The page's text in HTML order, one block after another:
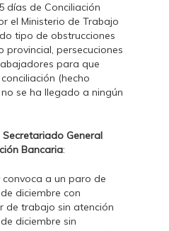
días de Conciliación
el Ministerio de Trabajo
tipo de obstrucciones
persecuciones
para que
(hecho
se ha llegado a ningún
Secretariado General
Bancaria:
a un paro de
diciembre con
de trabajo sin atención
diciembre sin